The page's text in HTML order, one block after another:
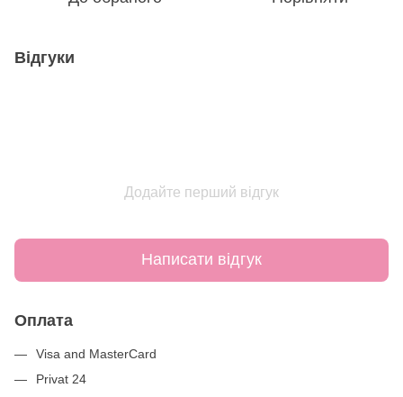
Відгуки
Додайте перший відгук
Написати відгук
Оплата
Visa and MasterCard
Privat 24